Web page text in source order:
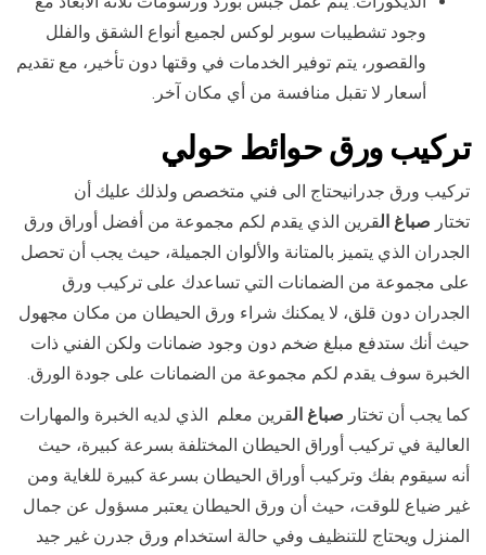
وجود تشطيبات سوبر لوكس لجميع أنواع الشقق والفلل
والقصور، يتم توفير الخدمات في وقتها دون تأخير، مع تقديم
أسعار لا تقبل منافسة من أي مكان آخر.
تركيب ورق حوائط حولي
تركيب ورق جدرانيحتاج الى فني متخصص ولذلك عليك أن
تختار صباغ القرين الذي يقدم لكم مجموعة من أفضل أوراق ورق
الجدران الذي يتميز بالمتانة والألوان الجميلة، حيث يجب أن تحصل
على مجموعة من الضمانات التي تساعدك على تركيب ورق
الجدران دون قلق، لا يمكنك شراء ورق الحيطان من مكان مجهول
حيث أنك ستدفع مبلغ ضخم دون وجود ضمانات ولكن الفني ذات
الخبرة سوف يقدم لكم مجموعة من الضمانات على جودة الورق.
كما يجب أن تختار صباغ القرين معلم الذي لديه الخبرة والمهارات
العالية في تركيب أوراق الحيطان المختلفة بسرعة كبيرة، حيث
أنه سيقوم بفك وتركيب أوراق الحيطان بسرعة كبيرة للغاية ومن
غير ضياع للوقت، حيث أن ورق الحيطان يعتبر مسؤول عن جمال
المنزل ويحتاج للتنظيف وفي حالة استخدام ورق جدرن غير جيد